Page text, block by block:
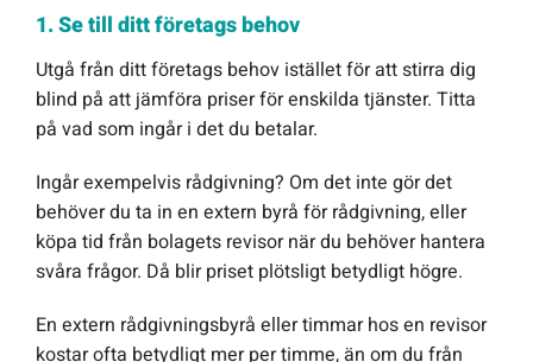
1. Se till ditt företags behov
Utgå från ditt företags behov istället för att stirra dig
blind på att jämföra priser för enskilda tjänster. Titta
på vad som ingår i det du betalar.
Ingår exempelvis rådgivning? Om det inte gör det
behöver du ta in en extern byrå för rådgivning, eller
köpa tid från bolagets revisor när du behöver hantera
svåra frågor. Då blir priset plötsligt betydligt högre.
En extern rådgivningsbyrå eller timmar hos en revisor
kostar ofta betydligt mer per timme, än om du från